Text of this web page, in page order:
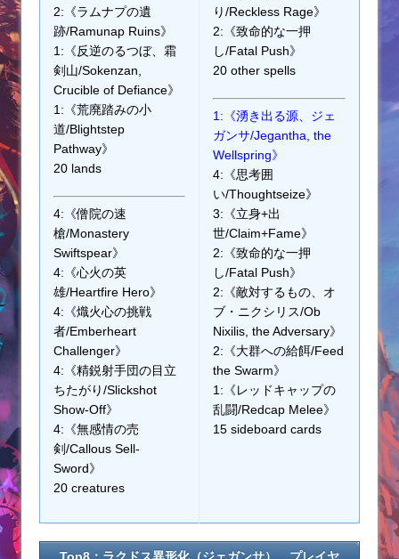
2:《ラムナプの遺
跡/Ramunap Ruins》
1:《反逆のるつぼ、霜
剣山/Sokenzan,
Crucible of Defiance》
1:《荒廃踏みの小
道/Blightstep
Pathway》
20 lands
4:《僧院の速
槍/Monastery
Swiftspear》
4:《心火の英
雄/Heartfire Hero》
4:《熾火心の挑戦
者/Emberheart
Challenger》
4:《精鋭射手団の目立
ちたがり/Slickshot
Show-Off》
4:《無感情の売
剣/Callous Sell-
Sword》
20 creatures
り/Reckless Rage》
2:《致命的な一押
し/Fatal Push》
20 other spells
1:《湧き出る源、ジェ
ガンサ/Jegantha, the
Wellspring》
4:《思考囲
い/Thoughtseize》
3:《立身+出
世/Claim+Fame》
2:《致命的な一押
し/Fatal Push》
2:《敵対するもの、オ
ブ・ニクシリス/Ob
Nixilis, the Adversary》
2:《大群への給餌/Feed
the Swarm》
1:《レッドキャップの
乱闘/Redcap Melee》
15 sideboard cards
Top8：ラクドス異形化（ジェガンサ） プレイヤ